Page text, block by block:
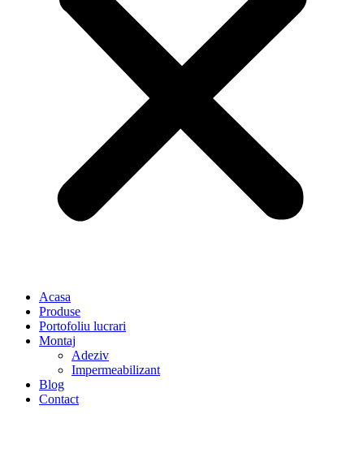
Acasa
Produse
Portofoliu lucrari
Montaj
Adeziv
Impermeabilizant
Blog
Contact